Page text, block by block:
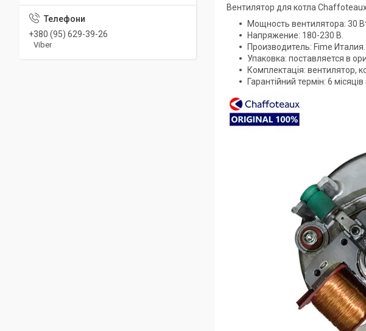
Вентилятор для котла
Мощность вентилятора: 30
Напряжение: 180-230 В.
Производитель: Fime Италия.
Упаковка: поставляется в
Комплектація: вентилятор,
Гарантійний термін: 6
+380 (95) 629-39-26
Viber